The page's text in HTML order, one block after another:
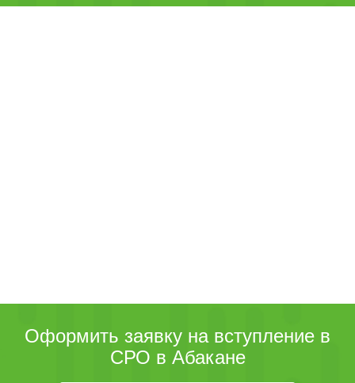
Оформить заявку на вступление в
СРО в Абакане